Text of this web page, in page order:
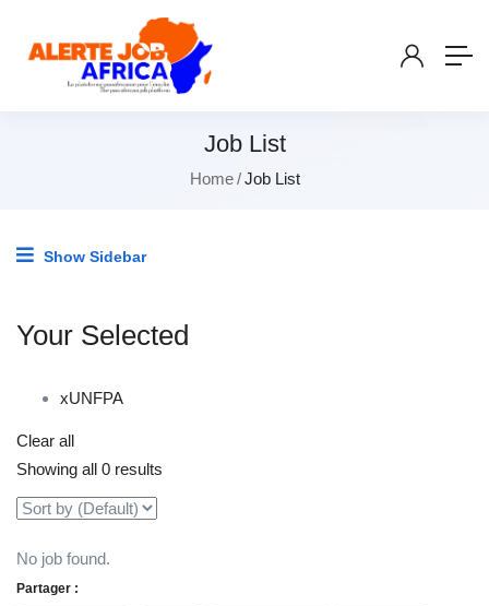
Job List
Home Job List
Show Sidebar
Your Selected
xUNFPA
Clear all
Showing all 0 results
No job found.
Partager :